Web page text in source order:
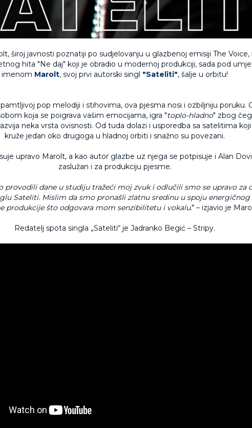
široj javnosti poznatiji po sudjelovanju u glazbenoj emisiji The Voice,
hita "Ne daj" koji je obradio u modernoj produkciji, sada pod
imenom Marolt, svoj prvi autorski singl "Sateliti", šalje u orbitu!
pamtljivoj pop melodiji i stihovima, ova pjesma nosi i ozbiljniju poruku.
koja se poigrava vašim emocijama, igra "toplo-hladno" zbog
neka vrsta ovisnosti. Od tuda dolazi i usporedba sa satelitima
kruže jedan oko drugoga u hladnoj orbiti i snažno su povezani.
upravo Marolt, a kao autor glazbe uz njega se potpisuje i Alan
zaslužan i za produkciju pjesme.
provodili dane u studiju tražeći moj zvuk i odlučili smo se upravo za
Sateliti. Mislim da smo pronašli zlatnu sredinu u spoju energičnog
produkcije što odgovara mom senzibilitetu i vokalu." – izjavio je
Redatelj spota singla „Sateliti“ je Jadranko Begić – Stripy.